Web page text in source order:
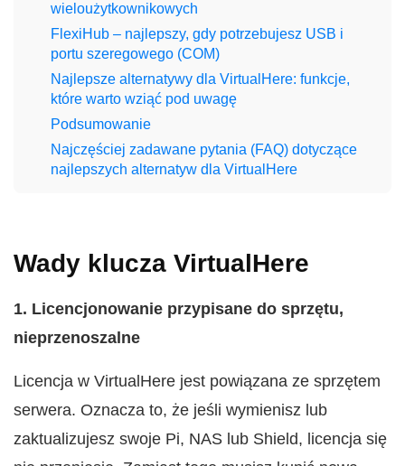
wieloużytkownikowych
FlexiHub – najlepszy, gdy potrzebujesz USB i
portu szeregowego (COM)
Najlepsze alternatywy dla VirtualHere: funkcje,
które warto wziąć pod uwagę
Podsumowanie
Najczęściej zadawane pytania (FAQ) dotyczące
najlepszych alternatyw dla VirtualHere
Wady klucza VirtualHere
1. Licencjonowanie przypisane do sprzętu,
nieprzenoszalne
Licencja w VirtualHere jest powiązana ze sprzętem
serwera. Oznacza to, że jeśli wymienisz lub
zaktualizujesz swoje Pi, NAS lub Shield, licencja się